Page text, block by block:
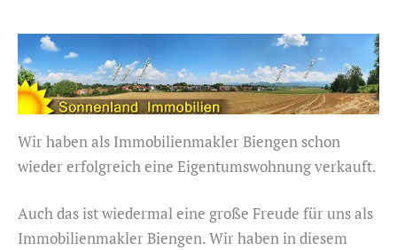
Wir haben als Immobilienmakler Biengen schon
wieder erfolgreich eine Eigentumswohnung verkauft.
Auch das ist wiedermal eine große Freude für uns als
Immobilienmakler Biengen. Wir haben in diesem